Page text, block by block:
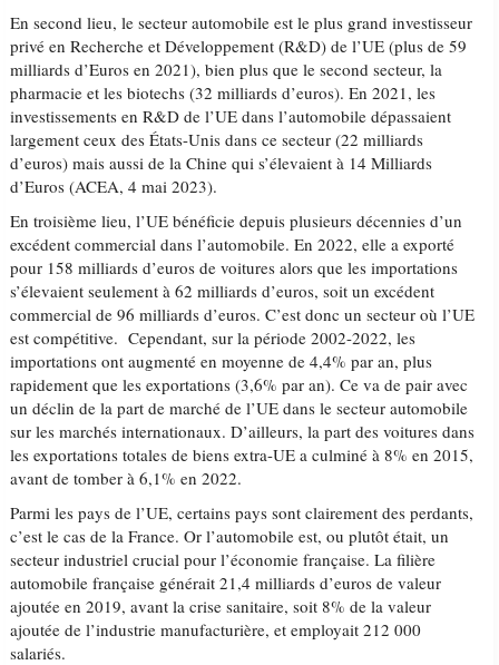
En second lieu, le secteur automobile est le plus grand investisseur
privé en Recherche et Développement (R&D) de l’UE (plus de 59
milliards d’Euros en 2021), bien plus que le second secteur, la
pharmacie et les biotechs (32 milliards d’euros). En 2021, les
investissements en R&D de l’UE dans l’automobile dépassaient
largement ceux des États-Unis dans ce secteur (22 milliards
d’euros) mais aussi de la Chine qui s’élevaient à 14 Milliards
d’Euros (ACEA, 4 mai 2023).
En troisième lieu, l’UE bénéficie depuis plusieurs décennies d’un
excédent commercial dans l’automobile. En 2022, elle a exporté
pour 158 milliards d’euros de voitures alors que les importations
s’élevaient seulement à 62 milliards d’euros, soit un excédent
commercial de 96 milliards d’euros. C’est donc un secteur où l’UE
est compétitive. Cependant, sur la période 2002-2022, les
importations ont augmenté en moyenne de 4,4% par an, plus
rapidement que les exportations (3,6% par an). Ce va de pair avec
un déclin de la part de marché de l’UE dans le secteur automobile
sur les marchés internationaux. D’ailleurs, la part des voitures dans
les exportations totales de biens extra-UE a culminé à 8% en 2015,
avant de tomber à 6,1% en 2022.
Parmi les pays de l’UE, certains pays sont clairement des perdants,
c’est le cas de la France. Or l’automobile est, ou plutôt était, un
secteur industriel crucial pour l’économie française. La filière
automobile française générait 21,4 milliards d’euros de valeur
ajoutée en 2019, avant la crise sanitaire, soit 8% de la valeur
ajoutée de l’industrie manufacturière, et employait 212 000
salariés.